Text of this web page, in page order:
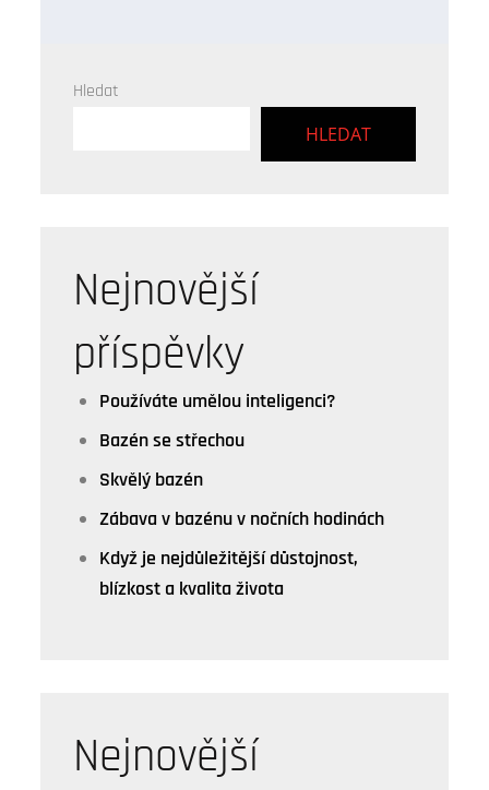
Hledat
HLEDAT
Nejnovější
příspěvky
Používáte umělou inteligenci?
Bazén se střechou
Skvělý bazén
Zábava v bazénu v nočních hodinách
Když je nejdůležitější důstojnost,
blízkost a kvalita života
Nejnovější